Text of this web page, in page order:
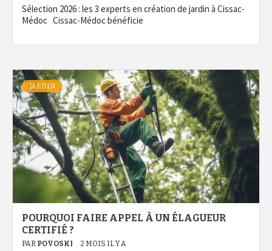
Sélection 2026 : les 3 experts en création de jardin à Cissac-
Médoc Cissac-Médoc bénéficie
JARDIN
POURQUOI FAIRE APPEL À UN ÉLAGUEUR
CERTIFIÉ ?
PAR POVOSKI 2 MOIS IL Y A